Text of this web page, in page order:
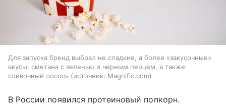
Для запуска бренд выбрал не сладкие, а более «закусочные»
вкусы: сметана с зеленью и черным перцем, а также
сливочный лосось
источник: Magnific.com
В России появился протеиновый попкорн.